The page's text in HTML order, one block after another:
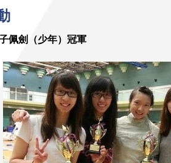
佩劍（少年）冠軍